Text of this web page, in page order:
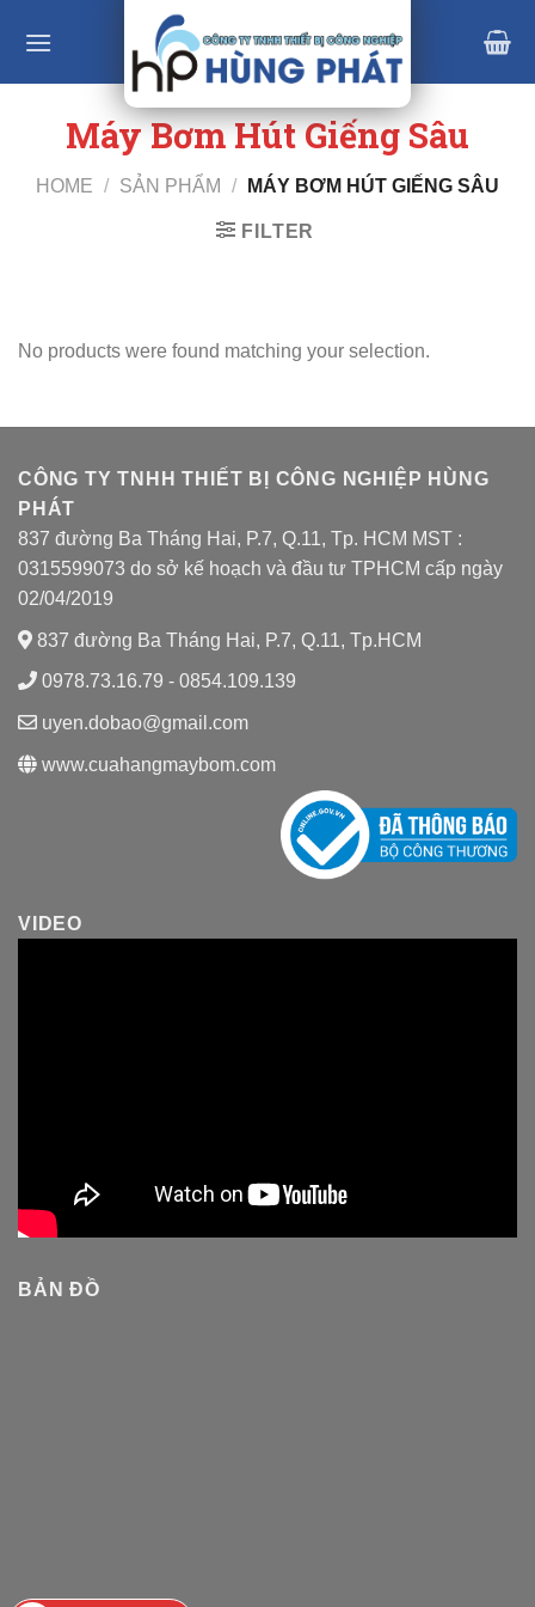
Máy Bơm Hút Giếng Sâu
HOME / SẢN PHẨM / MÁY BƠM HÚT GIẾNG SÂU
FILTER
No products were found matching your selection.
CÔNG TY TNHH THIẾT BỊ CÔNG NGHIỆP HÙNG
PHÁT
837 đường Ba Tháng Hai, P.7, Q.11, Tp. HCM MST :
0315599073 do sở kế hoạch và đầu tư TPHCM cấp ngày
02/04/2019
837 đường Ba Tháng Hai, P.7, Q.11, Tp.HCM
0978.73.16.79 - 0854.109.139
uyen.dobao@gmail.com
www.cuahangmaybom.com
VIDEO
BẢN ĐỒ